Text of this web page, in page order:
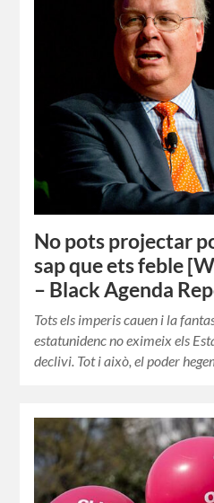
No pots projectar
sap que ets feble
– Black Agenda
Tots els imperis cauen i la
estatunidenc no eximeix els
declivi. Tot i això, el poder